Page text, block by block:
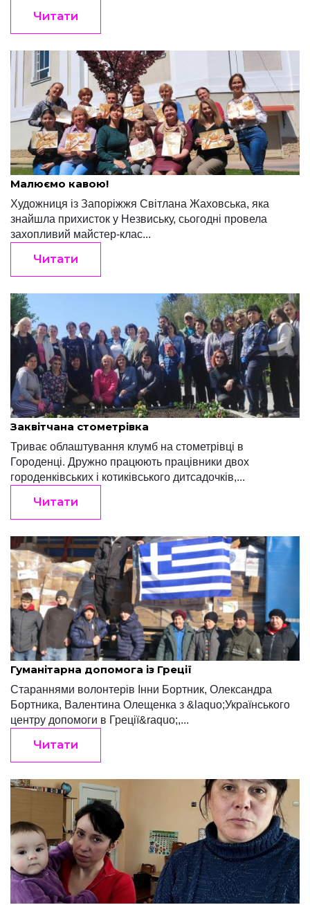
Читати
Редакція "Край" Травень 6, 2022
Малюємо кавою!
Художниця із Запоріжжя Світлана Жаховська, яка
знайшла прихисток у Незвиську, сьогодні провела
захопливий майстер-клас...
Читати
Редакція "Край" Травень 5, 2022
Заквітчана стометрівка
Триває облаштування клумб на стометрівці в
Городенці. Дружно працюють працівники двох
городенківських і котиківського дитсадочків,...
Читати
Редакція "Край" Березень 19, 2022
Гуманітарна допомога із Греції
Стараннями волонтерів Інни Бортник, Олександра
Бортника, Валентина Олещенка з &laquo;Українського
центру допомоги в Греції&raquo;,...
Читати
Редакція "Край" Березень 17, 2022